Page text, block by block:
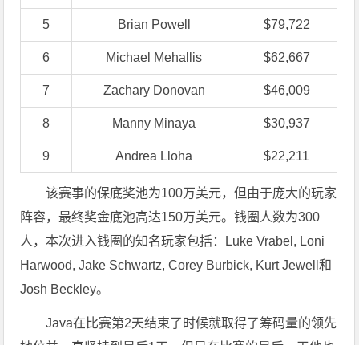
5 Brian Powell $79,722
6 Michael Mehallis $62,667
7 Zachary Donovan $46,009
8 Manny Minaya $30,937
9 Andrea Lloha $22,211
该赛事的保底奖池为100万美元，但由于庞大的玩家
阵容，最终奖金底池高达150万美元。钱圈人数为300
人，本次进入钱圈的知名玩家包括：Luke Vrabel, Loni
Harwood, Jake Schwartz, Corey Burbick, Kurt Jewell和
Josh Beckley。
Java在比赛第2天结束了时候就取得了筹码量的领先